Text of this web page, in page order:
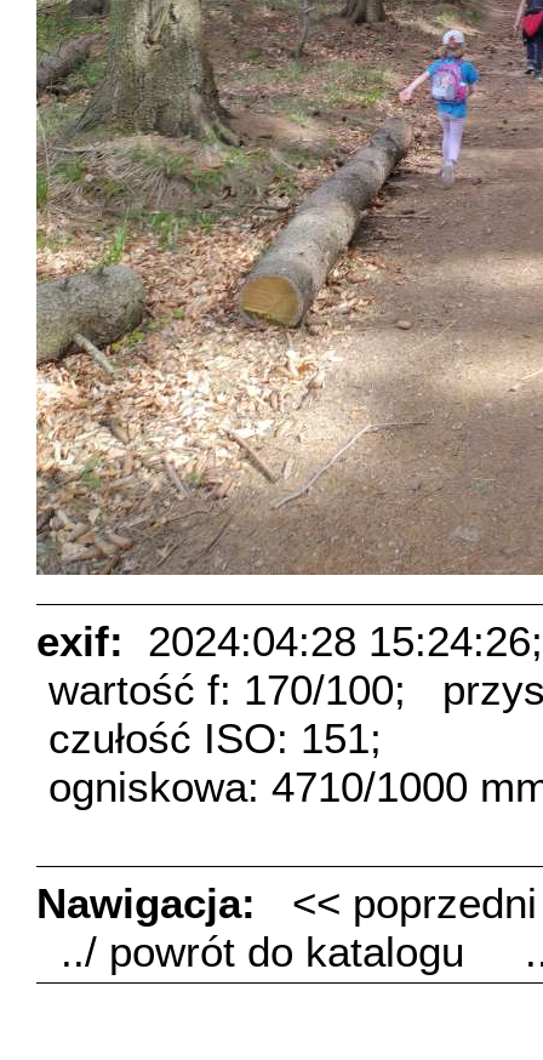
exif:
2024:04:28 15:24:26;
wartość f: 170/100;
czułość ISO: 151;
ogniskowa: 4710/1000
Nawigacja:
<<
../ powrót do katalogu